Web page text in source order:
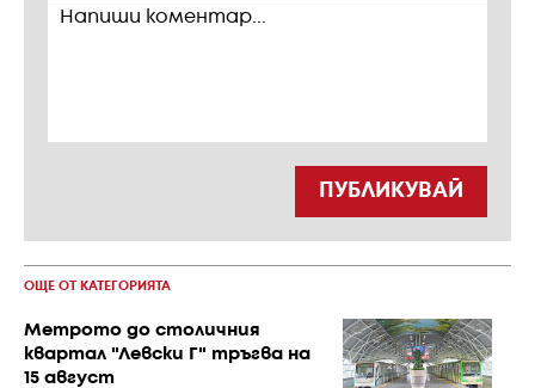
ПУБЛИКУВАЙ
ОЩЕ ОТ КАТЕГОРИЯТА
Метрото до столичния
квартал "Левски Г" тръгва на
15 август